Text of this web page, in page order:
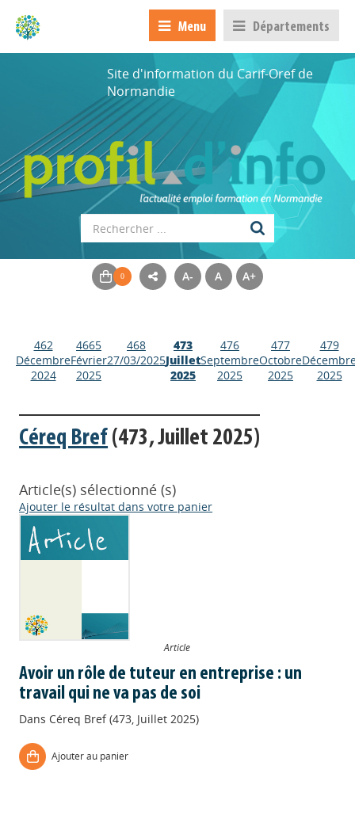
Menu Départements
Site d'information du Carif-Oref de
Normandie
A- A A+
462
Décembre
2024
4665
Février
2025
468
27/03/2025
473
Juillet
2025
476
Septembre
2025
477
Octobre
2025
479
2025
Céreq Bref(473, Juillet 2025)
Article(s) sélectionné (s)
Ajouter le résultat dans votre panier
Article
Avoir un rôle de tuteur en entreprise : un
travail qui ne va pas de soi
Dans Céreq Bref (473, Juillet 2025)
Ajouter au panier
Appels à projets